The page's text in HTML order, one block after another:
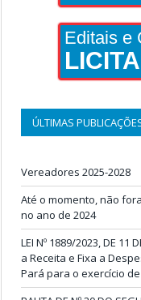
Editais e
ÚLTIMAS
Vereadores 2025-2028
Até o momento, não
no ano de 2024
LEI Nº 1889/2023, DE 11
a Receita e Fixa a
Pará para o exercício de